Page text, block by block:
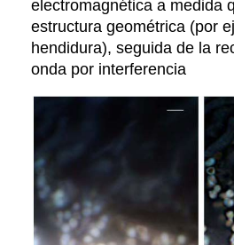
electromagnética a medida
estructura geométrica (por
hendidura), seguida de la
onda por interferencia